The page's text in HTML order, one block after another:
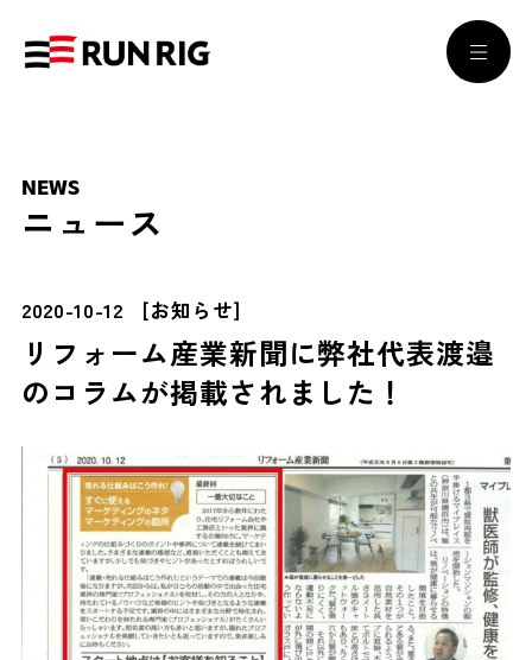
NEWS
ニュース
2020-10-12 [お知らせ]
リフォーム産業新聞に弊社代表渡邉
のコラムが掲載されました！